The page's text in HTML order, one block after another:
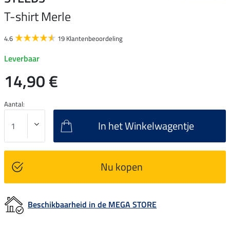
T-shirt Merle
4.6 19 Klantenbeoordeling
Leverbaar
14,90 €
Aantal:
In het Winkelwagentje
Nu kopen
Beschikbaarheid in de MEGA STORE